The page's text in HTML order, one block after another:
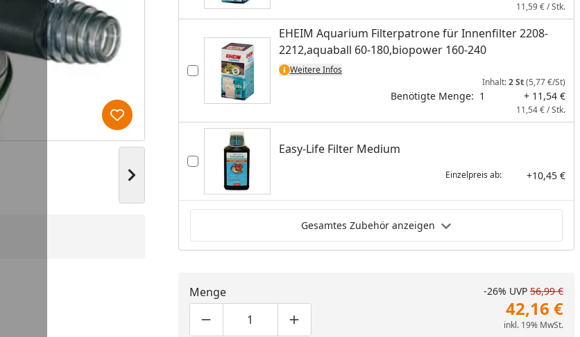
Nächstes Bild anzeigen
Produkt zur Wunschliste hinzufügen
11,59 € / Stk.
EHEIM Aquarium Filterpatrone für Innenfilter 2208-
2212,aquaball 60-180,biopower 160-240
Weitere Infos
Inhalt:2 St(5,77 €/St)
Benötigte Menge: 1 + 11,54 €
11,54 € / Stk.
Easy-Life Filter Medium
Einzelpreis ab: +10,45 €
Gesamtes Zubehör anzeigen
Menge
Produktmenge um eins verringern
Produktmenge manuell eingeben
Produktmenge um eins erhöhen
-26% UVP 56,99 €
42,16 €
inkl. 19% MwSt.